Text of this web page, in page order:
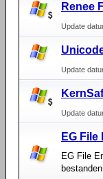
Renee
Update
Update
Update
EG
EG File